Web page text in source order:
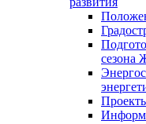
сезона